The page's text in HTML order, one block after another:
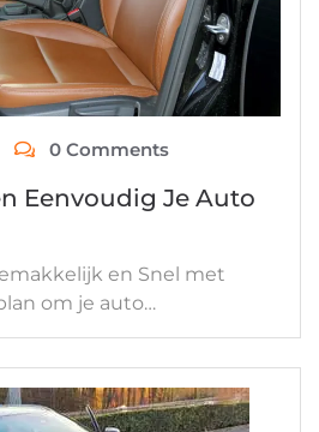
0 Comments
Eenvoudig Je Auto
en Snel met
om je auto…